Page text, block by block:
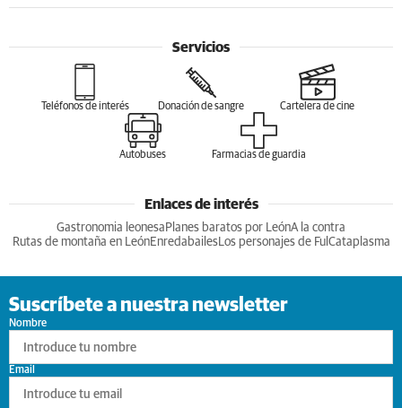
Servicios
Teléfonos de interés Donación de sangre Cartelera de cine
Autobuses Farmacias de guardia
Enlaces de interés
Gastronomia leonesa Planes baratos por LeónA la contra
Rutas de montaña en LeónEnredabailesLos personajes de Ful Cataplasma
Suscríbete a nuestra newsletter
Nombre
Email